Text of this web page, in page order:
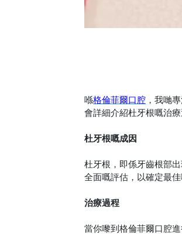
喺格倫菲爾口腔 ，我哋
會詳細介紹杜牙根嘅治
杜牙根嘅成因
杜牙根，即係牙齒根部
全面嘅評估，以確定最
治療過程
當你嚟到格倫菲爾口腔